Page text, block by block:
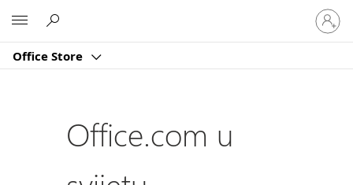
Office Store
Prijavite
se
u
račun
Office.com u